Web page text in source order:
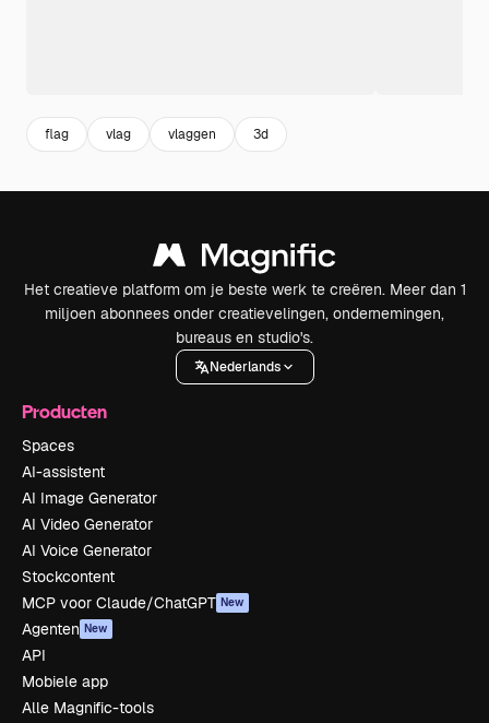
flag vlag vlaggen 3d
Het creatieve platform om je beste werk te creëren. Meer dan 1
miljoen abonnees onder creatievelingen, ondernemingen,
bureaus en studio's.
Nederlands
Producten
Spaces
AI-assistent
AI Image Generator
AI Video Generator
AI Voice Generator
Stockcontent
MCP voor Claude/ChatGPT New
Agenten New
API
Mobiele app
Alle Magnific-tools